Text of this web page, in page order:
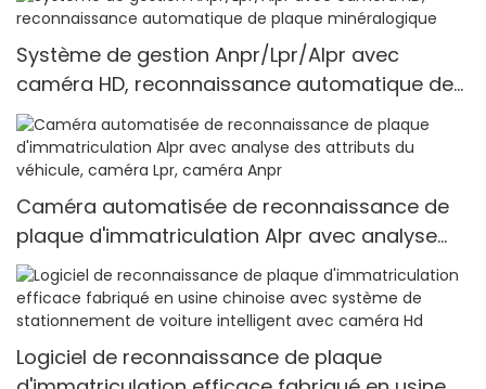
Système de gestion Anpr/Lpr/Alpr avec
caméra HD, reconnaissance automatique de
plaque minéralogique
Caméra automatisée de reconnaissance de
plaque d'immatriculation Alpr avec analyse
des attributs du véhicule, caméra Lpr, caméra
Anpr
Logiciel de reconnaissance de plaque